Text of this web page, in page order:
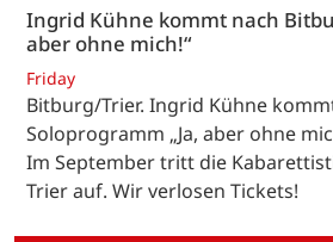
Ingrid Kühne kommt nach
aber ohne mich!“
Friday
Bitburg/Trier. Ingrid Kühne
Soloprogramm „Ja, aber ohne
Im September tritt die
Trier auf. Wir verlosen Tickets!